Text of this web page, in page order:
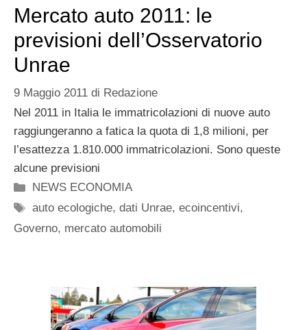
Mercato auto 2011: le
previsioni dell’Osservatorio
Unrae
9 Maggio 2011 di Redazione
Nel 2011 in Italia le immatricolazioni di nuove auto
raggiungeranno a fatica la quota di 1,8 milioni, per
l’esattezza 1.810.000 immatricolazioni. Sono queste
alcune previsioni
Categorie
NEWS ECONOMIA
Tag
auto ecologiche,dati Unrae,ecoincentivi,
Governo, mercato automobili